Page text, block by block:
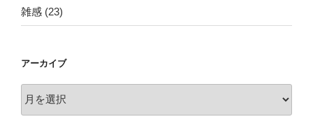
雑感 (23)
アーカイブ
ー